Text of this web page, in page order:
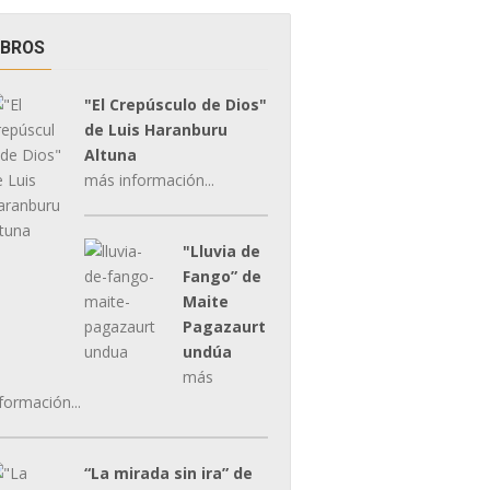
"El Crepúsculo de Dios"
de Luis Haranburu
Altuna
más información...
"Lluvia de
Fango” de
Maite
Pagazaurt
undúa
más
“La mirada sin ira” de